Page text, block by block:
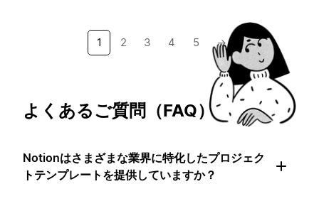
1 2 3 4 5 →
よくあるご質問（FAQ）
Notionはさまざまな業界に特化したプロジェク
トテンプレートを提供していますか？